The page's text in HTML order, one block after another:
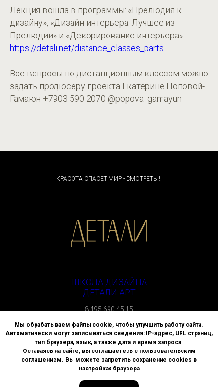
Мы обрабатываем файлы cookie, чтобы улучшить работу сайта.
Автоматически могут записываться сведения: IP-адрес, URL страниц,
тип браузера, язык, а также дата и время запроса.
Оставаясь на сайте, вы соглашаетесь с пользовательским
соглашением. Вы можете запретить сохранение cookies в
настройках браузера
Лекция вошла в программы: «Прелюдия к
дизайну», «Дизайн интерьера. Лучшее из
Прелюдии» и «Декорирование интерьера»:
https://detali.net/distance_classes_parts
Все вопросы по дистанционным классам можно
задать продюсеру проекта Екатерине Поповой-
Гамаюн +7903 590 2070 @popova_gamayun
КРАСОТА СПАСЕТ МИР - СМОТРЕТЬ!!!
ШКОЛА ДИЗАЙНА
ДЕТАЛИ АРТ
8 495 690 45 15
г. Москва, улица Спиридоновка, д. 4
Политика АНО ДПО «ВЫСШАЯ ШКОЛА ДИЗАЙНА «ДЕТАЛИ»
в отношении обработки персональных данных
© All Rights Reserved.
2024 Школа «Детали»